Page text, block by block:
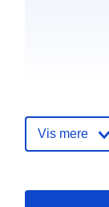
Fortegnelse
Vis mere